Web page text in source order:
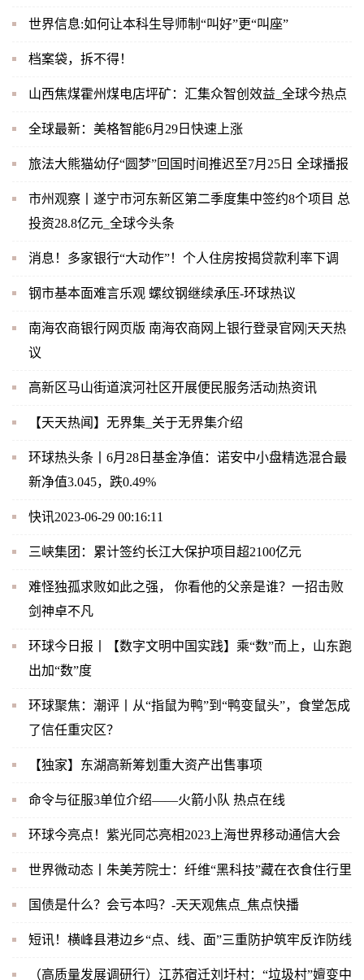
世界信息:如何让本科生导师制“叫好”更“叫座”
档案袋，拆不得！
山西焦煤霍州煤电店坪矿：汇集众智创效益_全球今热点
全球最新：美格智能6月29日快速上涨
旅法大熊猫幼仔“圆梦”回国时间推迟至7月25日 全球播报
市州观察丨遂宁市河东新区第二季度集中签约8个项目 总
投资28.8亿元_全球今头条
消息！多家银行“大动作”！个人住房按揭贷款利率下调
钢市基本面难言乐观 螺纹钢继续承压-环球热议
南海农商银行网页版 南海农商网上银行登录官网|天天热
议
高新区马山街道滨河社区开展便民服务活动|热资讯
【天天热闻】无界集_关于无界集介绍
环球热头条丨6月28日基金净值：诺安中小盘精选混合最
新净值3.045，跌0.49%
快讯2023-06-29 00:16:11
三峡集团：累计签约长江大保护项目超2100亿元
难怪独孤求败如此之强， 你看他的父亲是谁？一招击败
剑神卓不凡
环球今日报丨【数字文明中国实践】乘“数”而上，山东跑
出加“数”度
环球聚焦：潮评丨从“指鼠为鸭”到“鸭变鼠头”，食堂怎成
了信任重灾区？
【独家】东湖高新筹划重大资产出售事项
命令与征服3单位介绍——火箭小队 热点在线
环球今亮点！紫光同芯亮相2023上海世界移动通信大会
世界微动态丨朱美芳院士：纤维“黑科技”藏在衣食住行里
国债是什么？会亏本吗？-天天观焦点_焦点快播
短讯！横峰县港边乡“点、线、面”三重防护筑牢反诈防线
（高质量发展调研行）江苏宿迁刘圩村：“垃圾村”嬗变中